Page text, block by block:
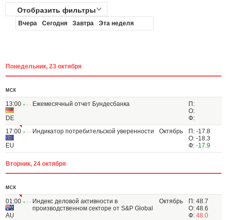
Отобразить фильтры
Вчера Сегодня Завтра Эта неделя
Понедельник, 23 октября
МСК
13:00
DE
Ежемесячный отчет Бундесбанка
П:
О:
Ф:
17:00
EU
Индикатор потребительской уверенности Октябрь
П: -17.8
О: -18.3
Ф: -17.9
Вторник, 24 октября
МСК
01:00
AU
Индекс деловой активности в
производственном секторе от S&P Global
Октябрь
П: 48.7
О: 48.6
Ф: 48.0